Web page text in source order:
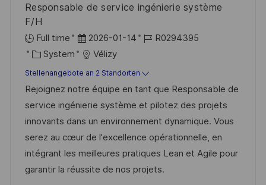
h
n
g
V
r
ö
f
f
e
n
t
l
i
i
Responsable de service ingénierie système
F/H
Full time
D
a
t
u
m
d
e
r
V
2026-01-14
J
b
-
I
D
R0294395
K
a
t
e
g
o
r
i
System Vélizy
Stellenangebote an 2 Standorten
Rejoignez notre équipe en tant que Responsable de
service ingénierie système et pilotez des projets
innovants dans un environnement dynamique. Vous
serez au cœur de l'excellence opérationnelle, en
intégrant les meilleures pratiques Lean et Agile pour
garantir la réussite de nos projets.